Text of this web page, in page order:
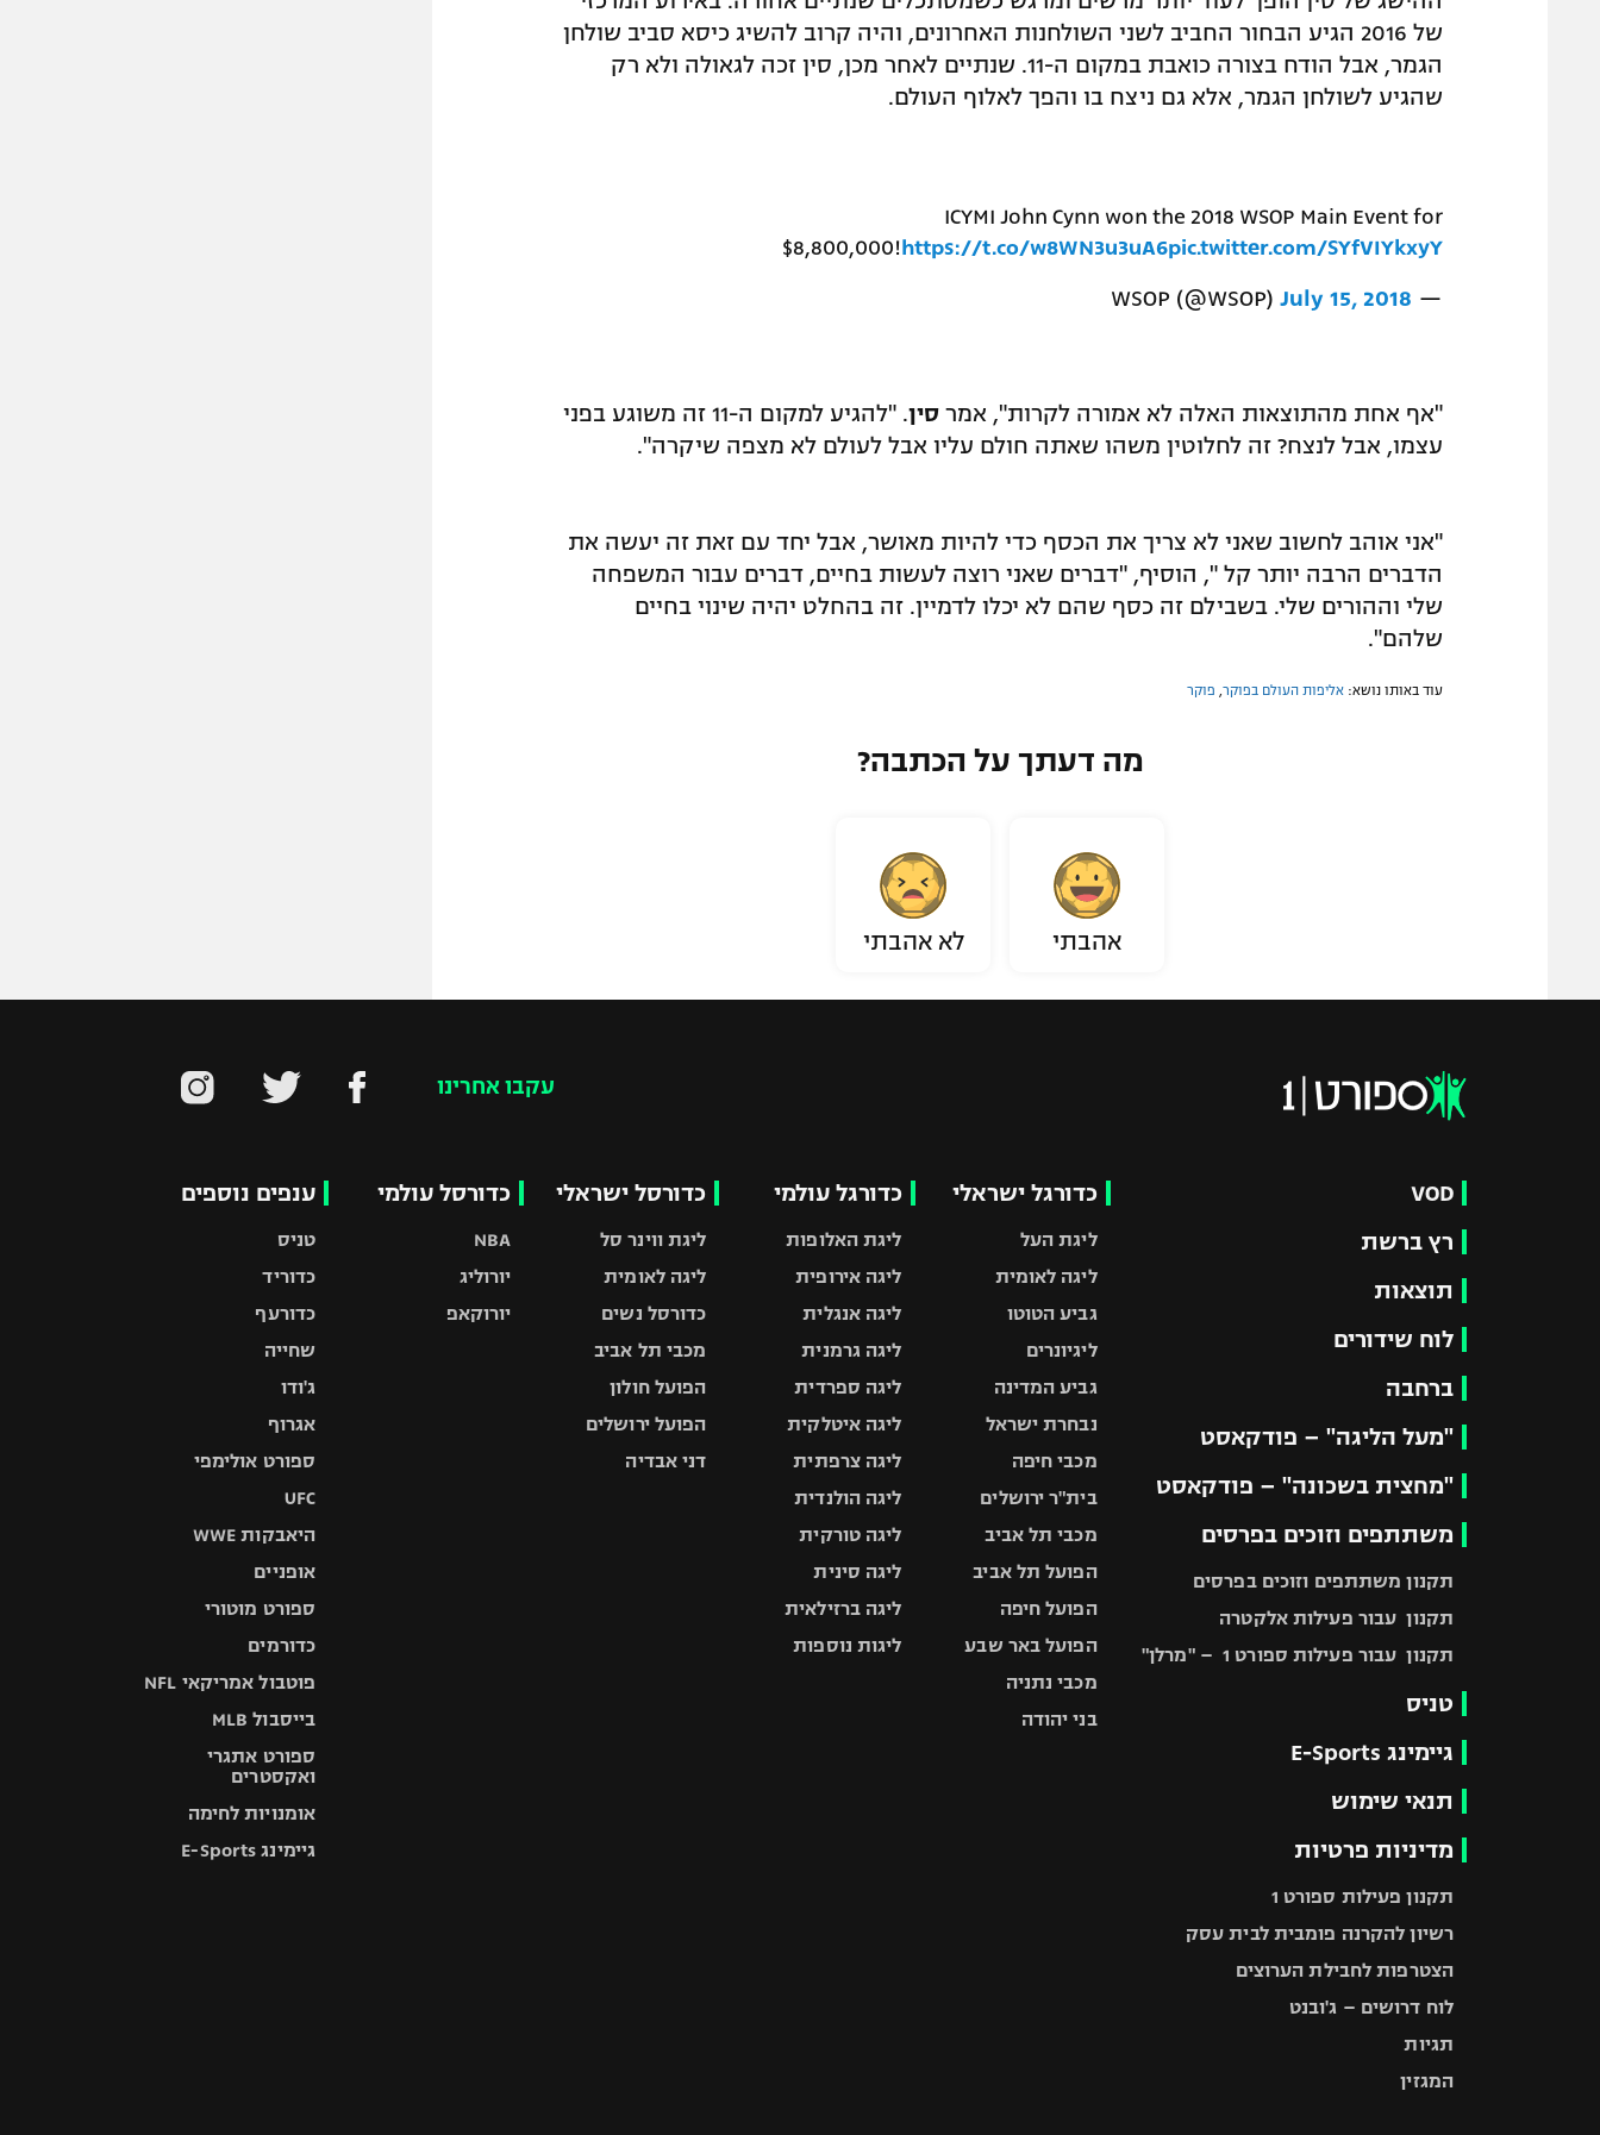
של 2016 הגיע הבחור החביב לשני השולחנות האחרונים, והיה קרוב להשיג כיסא סביב שולחן
הגמר, אבל הודח בצורה כואבת במקום ה-11. שנתיים לאחר מכן, סין זכה לגאולה ולא רק
שהגיע לשולחן הגמר, אלא גם ניצח בו והפך לאלוף העולם.
ICYMI John Cynn won the 2018 WSOP Main Event for
$8,800,000!https://t.co/w8WN3u3uA6pic.twitter.com/SYfVIYkxyY
— WSOP (@WSOP)
July 15, 2018
"אף אחת מהתוצאות האלה לא אמורה לקרות", אמר סין
. "להגיע למקום ה-11 זה משוגע בפני
עצמו, אבל לנצח? זה לחלוטין משהו שאתה חולם עליו אבל לעולם לא מצפה שיקרה".
"אני אוהב לחשוב שאני לא צריך את הכסף כדי להיות מאושר, אבל יחד עם זאת זה יעשה את
הדברים הרבה יותר קל ", הוסיף, "דברים שאני רוצה לעשות בחיים, דברים עבור המשפחה
שלי וההורים שלי. בשבילם זה כסף שהם לא יכלו לדמיין. זה בהחלט יהיה שינוי בחיים
שלהם".
עוד באותו נושא: אליפות העולם בפוקר פוקר
מה דעתך על הכתבה?
אהבתי לא אהבתי
עקבו אחרינו
VOD
רץ ברשת
תוצאות
לוח שידורים
ברחבה
"מעל הליגה" – פודקאסט
"מחצית בשכונה" – פודקאסט
משתתפים וזוכים בפרסים
תקנון משתתפים וזוכים בפרסים
תקנון עבור פעילות אלקטרה
תקנון עבור פעילות ספורט 1 – "מרלן"
טניס
גיימינג E-Sports
תנאי שימוש
מדיניות פרטיות
תקנון פעילות ספורט 1
רשיון להקרנה פומבית לבית עסק
הצטרפות לחבילת הערוצים
לוח דרושים – ג'ובנט
תגיות
המגזין
כדורגל ישראלי
ליגת העל
ליגה לאומית
גביע הטוטו
ליגיונרים
גביע המדינה
נבחרת ישראל
מכבי חיפה
בית"ר ירושלים
מכבי תל אביב
הפועל תל אביב
הפועל חיפה
הפועל באר שבע
מכבי נתניה
בני יהודה
כדורגל עולמי
ליגת האלופות
ליגה אירופית
ליגה אנגלית
ליגה גרמנית
ליגה ספרדית
ליגה איטלקית
ליגה צרפתית
ליגה הולנדית
ליגה טורקית
ליגה סינית
ליגה ברזילאית
ליגות נוספות
כדורסל ישראלי
ליגת ווינר סל
ליגה לאומית
כדורסל נשים
מכבי תל אביב
הפועל חולון
הפועל ירושלים
דני אבדיה
כדורסל עולמי
NBA
יורוליג
יורוקאפ
ענפים נוספים
טניס
כדוריד
כדורעף
שחייה
ג'ודו
אגרוף
ספורט אולימפי
UFC
היאבקות WWE
אופניים
ספורט מוטורי
כדורמים
פוטבול אמריקאי NFL
בייסבול MLB
ספורט אתגרי
ואקסטרים
אומנויות לחימה
גיימינג E-Sports